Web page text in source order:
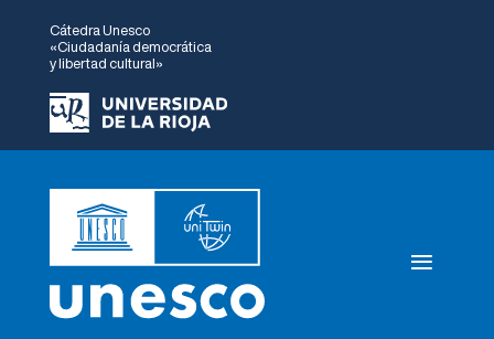
Cátedra Unesco
«Ciudadanía democrática
y libertad cultural»